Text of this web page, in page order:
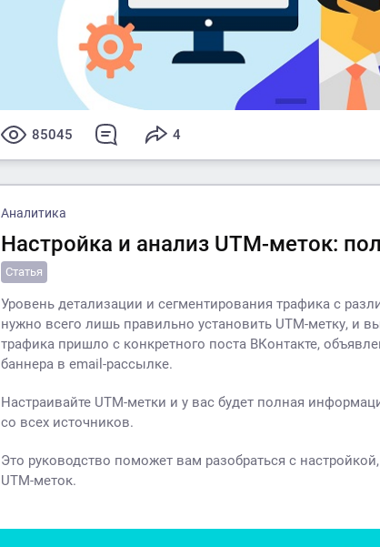
85045 4
Аналитика
Настройка и анализ UTM-меток:
Статья
Уровень детализации и сегментирования трафика с
нужно всего лишь правильно установить UTM-метку, и
трафика пришло с конкретного поста ВКонтакте,
баннера в email-рассылке.
Настраивайте UTM-метки и у вас будет полная
со всех источников.
Это руководство поможет вам разобраться с
UTM-меток.